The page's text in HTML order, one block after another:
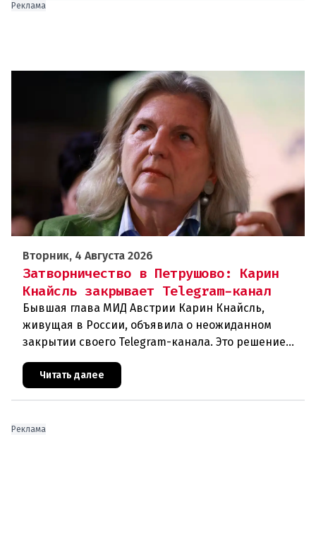
Реклама
Вторник, 4 Августа 2026
Затворничество в Петрушово: Карин
Кнайсль закрывает Telegram-канал
Бывшая глава МИД Австрии Карин Кнайсль,
живущая в России, объявила о неожиданном
закрытии своего Telegram-канала. Это решение
стало очередным эпизодом в череде
противоречивых заявлений и нарастающего
Читать далее
Реклама